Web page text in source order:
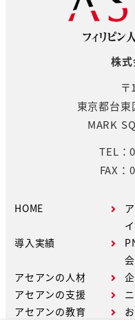
株
東京都台
MARK
TEL：
FAX
HOME
導入実績
アセアンの人材
アセアンの支援
アセアンの教育
会